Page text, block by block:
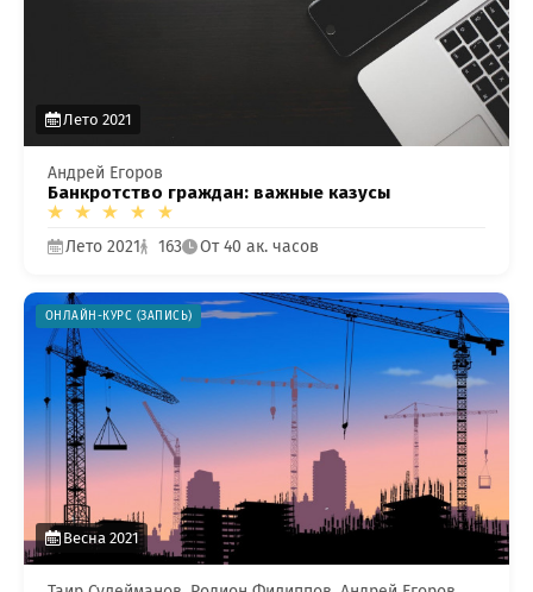
Лето 2021
Андрей Егоров
Банкротство граждан: важные казусы
Лето 2021 163 От 40 ак. часов
ОНЛАЙН-КУРС (ЗАПИСЬ)
Весна 2021